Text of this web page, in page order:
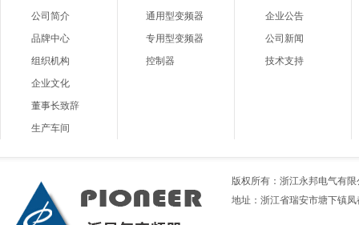
公司简介
品牌中心
组织机构
企业文化
董事长致辞
生产车间
通用型变频器
专用型变频器
控制器
企业公告
公司新闻
技术支持
版权所有：浙江永邦电气有
地址：浙江省瑞安市塘下镇